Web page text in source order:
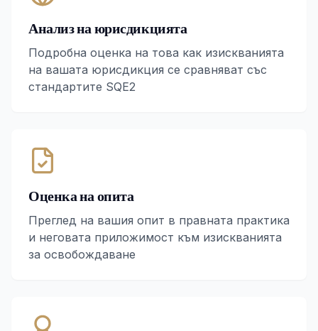
Анализ на юрисдикцията
Подробна оценка на това как изискванията
на вашата юрисдикция се сравняват със
стандартите SQE2
Оценка на опита
Преглед на вашия опит в правната практика
и неговата приложимост към изискванията
за освобождаване